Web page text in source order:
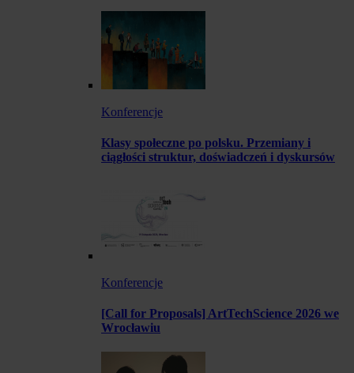
Konferencje
Klasy społeczne po polsku. Przemiany i
ciągłości struktur, doświadczeń i dyskursów
Konferencje
[Call for Proposals] ArtTechScience 2026 we
Wrocławiu